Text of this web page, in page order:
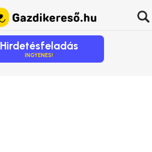
Hirdetésfeladás
INGYENES!